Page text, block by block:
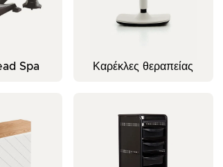
Spa Καρέκλες θεραπείας